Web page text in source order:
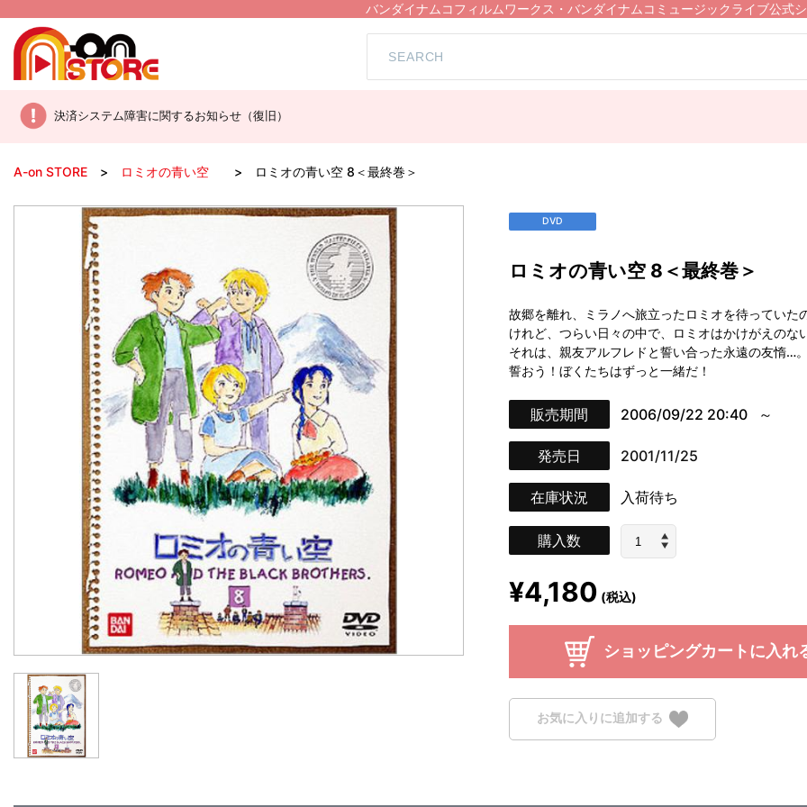
バンダイナムコフィルムワークス・バンダイナムコミュージックライブ公式
決済システム障害に関するお知らせ（復旧）
A-on STORE ロミオの青い空 ロミオの青い空 8＜最終巻＞
DVD
ロミオの青い空 8＜最終巻＞
故郷を離れ、ミラノへ旅立ったロミオを待っていた
けれど、つらい日々の中で、ロミオはかけがえのな
それは、親友アルフレドと誓い合った永遠の友惰
誓おう！ぼくたちはずっと一緒だ！
販売期間 2006/09/22 20:40
発売日 2001/11/25
在庫状況 入荷待ち
購入数
¥4,180 (税込)
ショッピングカートに入れ
お気に入りに追加する